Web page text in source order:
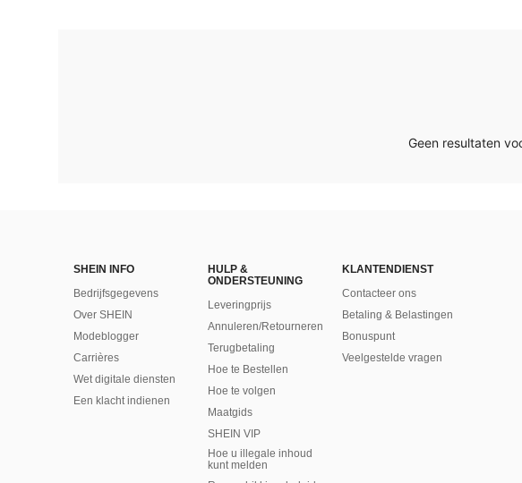
Geen resultaten
SHEIN INFO
Bedrijfsgegevens
Over SHEIN
Modeblogger
Carrières
Wet digitale diensten
Een klacht indienen
HULP &
ONDERSTEUNING
Leveringprijs
Annuleren/Retourneren
Terugbetaling
Hoe te Bestellen
Hoe te volgen
Maatgids
SHEIN VIP
Hoe u illegale inhoud
kunt melden
KLANTENDIENST
Contacteer ons
Betaling & Belastingen
Bonuspunt
Veelgestelde vragen